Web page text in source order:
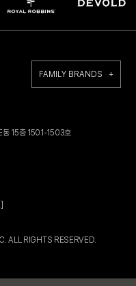
FAMILY BRANDS +
동 15층 1501-1503호
ALL RIGHTS RESERVED.